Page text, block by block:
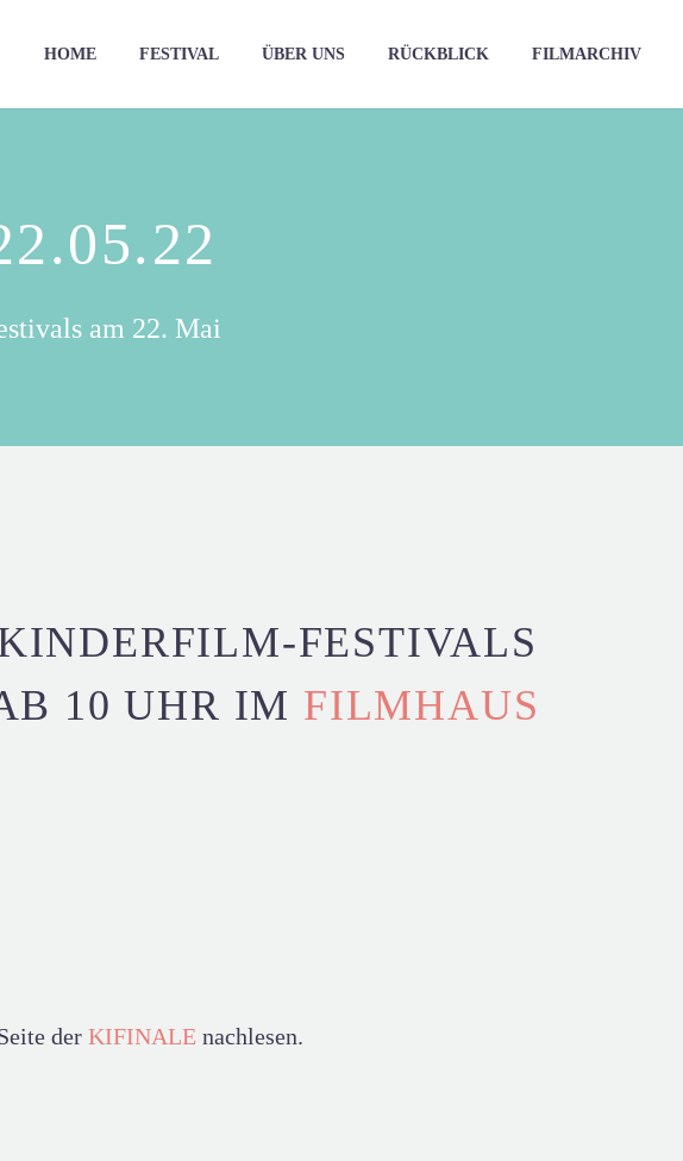
HOME FESTIVAL ÜBER UNS RÜCKBLICK FILMARCHIV
am 22. Mai
FESTIVALS
10 UHR IM FILMHAUS
der KIFINALE nachlesen.